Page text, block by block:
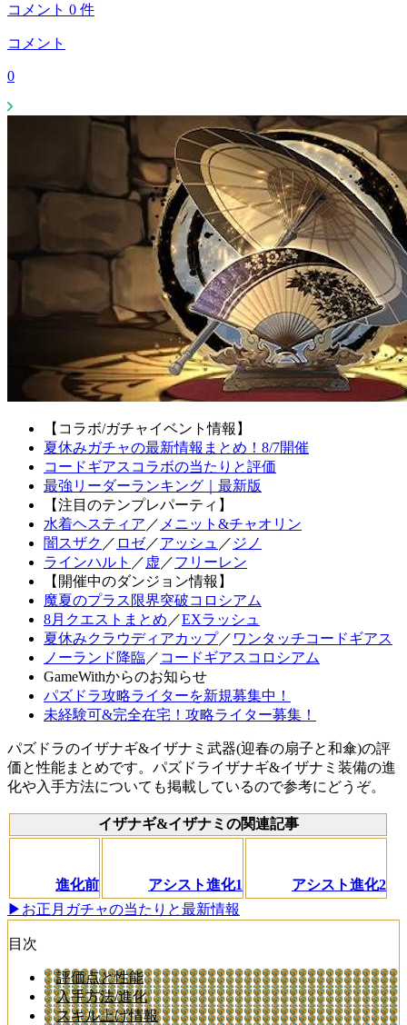
コメント 0 件
コメント
0
【コラボ/ガチャイベント情報】
夏休みガチャの最新情報まとめ！8/7開催
コードギアスコラボの当たりと評価
最強リーダーランキング｜最新版
【注目のテンプレパーティ】
水着ヘスティア ／ メニット&チャオリン
闇スザク ／ ロゼ／アッシュ ／ ジノ
ラインハルト ／ 虚 ／フリーレン
【開催中のダンジョン情報】
魔夏のプラス限界突破コロシアム
8月クエストまとめ ／EXラッシュ
夏休みクラウディアカップ／ ワンタッチコードギアス
ノーランド降臨／ コードギアスコロシアム
GameWithからのお知らせ
パズドラ攻略ライターを新規募集中！
未経験可&完全在宅！攻略ライター募集！
パズドラのイザナギ&イザナミ武器(迎春の扇子と和傘)の評
価と性能まとめです。パズドライザナギ&イザナミ装備の進
化や入手方法についても掲載しているので参考にどうぞ。
イザナギ&イザナミの関連記事
進化前 アシスト進化1
アシスト進化2
▶お正月ガチャの当たりと最新情報
目次
評価点と性能
入手方法/進化
スキル上げ情報